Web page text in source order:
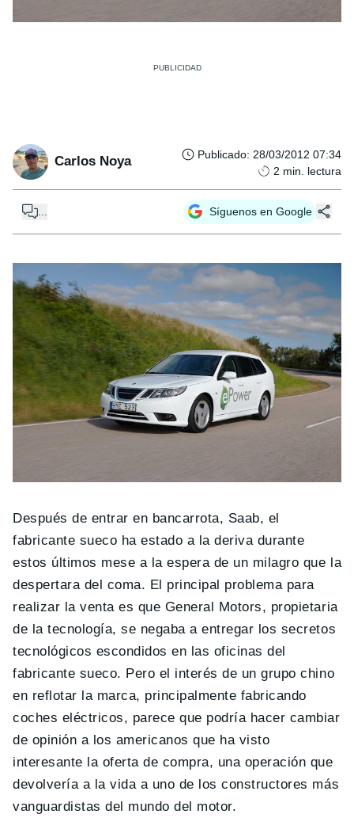
Carlos Noya Publicado: 28/03/2012 07:34
2 min. lectura
Síguenos en Google
Después de entrar en bancarrota, Saab, el
fabricante sueco ha estado a la deriva durante
estos últimos mese a la espera de un milagro que la
despertara del coma. El principal problema para
realizar la venta es que General Motors, propietaria
de la tecnología, se negaba a entregar los secretos
tecnológicos escondidos en las oficinas del
fabricante sueco. Pero el interés de un grupo chino
en reflotar la marca, principalmente fabricando
coches eléctricos, parece que podría hacer cambiar
de opinión a los americanos que ha visto
interesante la oferta de compra, una operación que
devolvería a la vida a uno de los constructores más
vanguardistas del mundo del motor.